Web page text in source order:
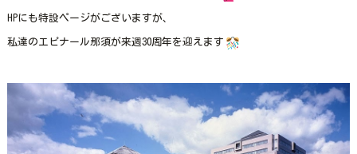
HPにも特設ページがございますが、
私達のエピナール那須が来週30周年を迎えます